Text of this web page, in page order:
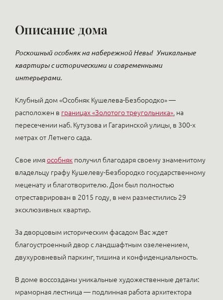
Описание дома
Роскошный особняк на набережной Невы! Уникальные
квартиры с историческими и современными
интерьерами.
Клубный дом «Особняк Кушелева-Безбородко» —
расположен в границах «Золотого треугольника» , на
пересечении наб. Кутузова и Гагаринской улицы, в 300-х
метрах от Летнего сада.
Свое имяособняк получил благодаря своему знаменитому
владельцу графу Кушелеву-Безбородко государственному
меценату и благотворителю. Дом был полностью
отреставрирован в 2015 году, в нем разместились 29
эксклюзивных квартир.
За дворцовым историческим фасадом Вас ждет
благоустроенный двор с ландшафтным озеленением,
двухуровневый паркинг, тишина и конфиденциальность.
В доме воссозданы уникальные художественные детали:
мраморная лестница — подлинная работа архитектора